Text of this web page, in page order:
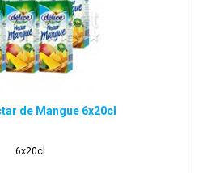
de Mangue 6x20cl
6x20cl